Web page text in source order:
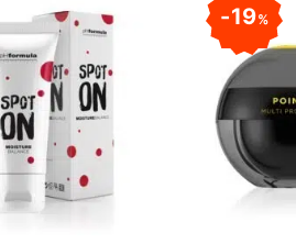
19%